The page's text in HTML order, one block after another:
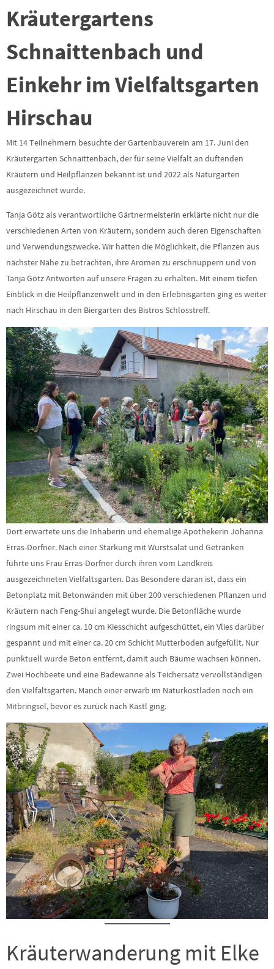
Kräutergartens
Schnaittenbach und
Einkehr im Vielfaltsgarten
Hirschau
Mit 14 Teilnehmern besuchte der Gartenbauverein am 17. Juni den
Kräutergarten Schnaittenbach, der für seine Vielfalt an duftenden
Kräutern und Heilpflanzen bekannt ist und 2022 als Naturgarten
ausgezeichnet wurde.
Tanja Götz als verantwortliche Gärtnermeisterin erklärte nicht nur die
verschiedenen Arten von Kräutern, sondern auch deren Eigenschaften
und Verwendungszwecke. Wir hatten die Möglichkeit, die Pflanzen aus
nächster Nähe zu betrachten, ihre Aromen zu erschnuppern und von
Tanja Götz Antworten auf unsere Fragen zu erhalten. Mit einem tiefen
Einblick in die Heilpflanzenwelt und in den Erlebnisgarten ging es weiter
nach Hirschau in den Biergarten des Bistros Schlosstreff.
Dort erwartete uns die Inhaberin und ehemalige Apothekerin Johanna
Erras-Dorfner. Nach einer Stärkung mit Wurstsalat und Getränken
führte uns Frau Erras-Dorfner durch ihren vom Landkreis
ausgezeichneten Vielfaltsgarten. Das Besondere daran ist, dass ein
Betonplatz mit Betonwänden mit über 200 verschiedenen Pflanzen und
Kräutern nach Feng-Shui angelegt wurde. Die Betonfläche wurde
ringsum mit einer ca. 10 cm Kiesschicht aufgeschüttet, ein Vlies darüber
gespannt und mit einer ca. 20 cm Schicht Mutterboden aufgefüllt. Nur
punktuell wurde Beton entfernt, damit auch Bäume wachsen können.
Zwei Hochbeete und eine Badewanne als Teichersatz vervollständigen
den Vielfaltsgarten. Manch einer erwarb im Naturkostladen noch ein
Mitbringsel, bevor es zurück nach Kastl ging.
Kräuterwanderung mit Elke